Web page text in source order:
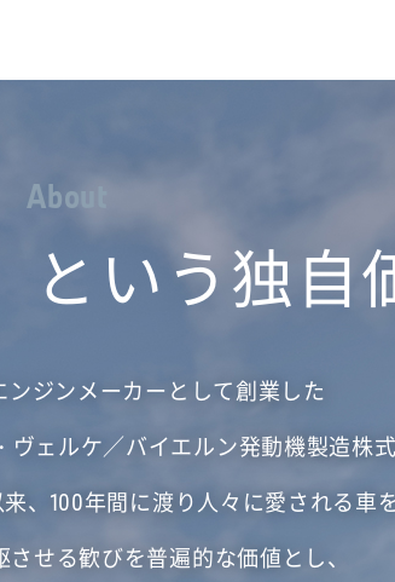
Abou
という独自
ンジンメーカーとして創業した
ヴェルケ／バイエルン発動機製造株
、100年間に渡り人々に愛される車
せる歓びを普遍的な価値とし、